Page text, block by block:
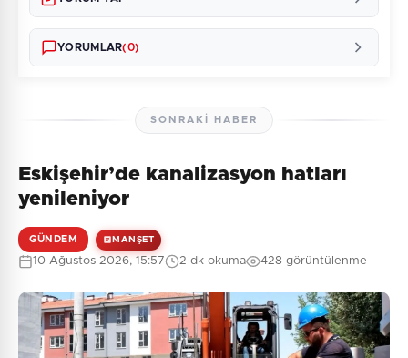
Güvenlik Sorusu:
8 + 6 = ?
YORUMLAR(0)
Henüz yorum yapılmamış. İlk yorumu siz yapın!
SONRAKI HABER
Eskişehir’de kanalizasyon hatları
yenileniyor
GÜNDEM MANŞET
10 Ağustos 2026, 15:57 2 dk okuma 428 görüntülenme